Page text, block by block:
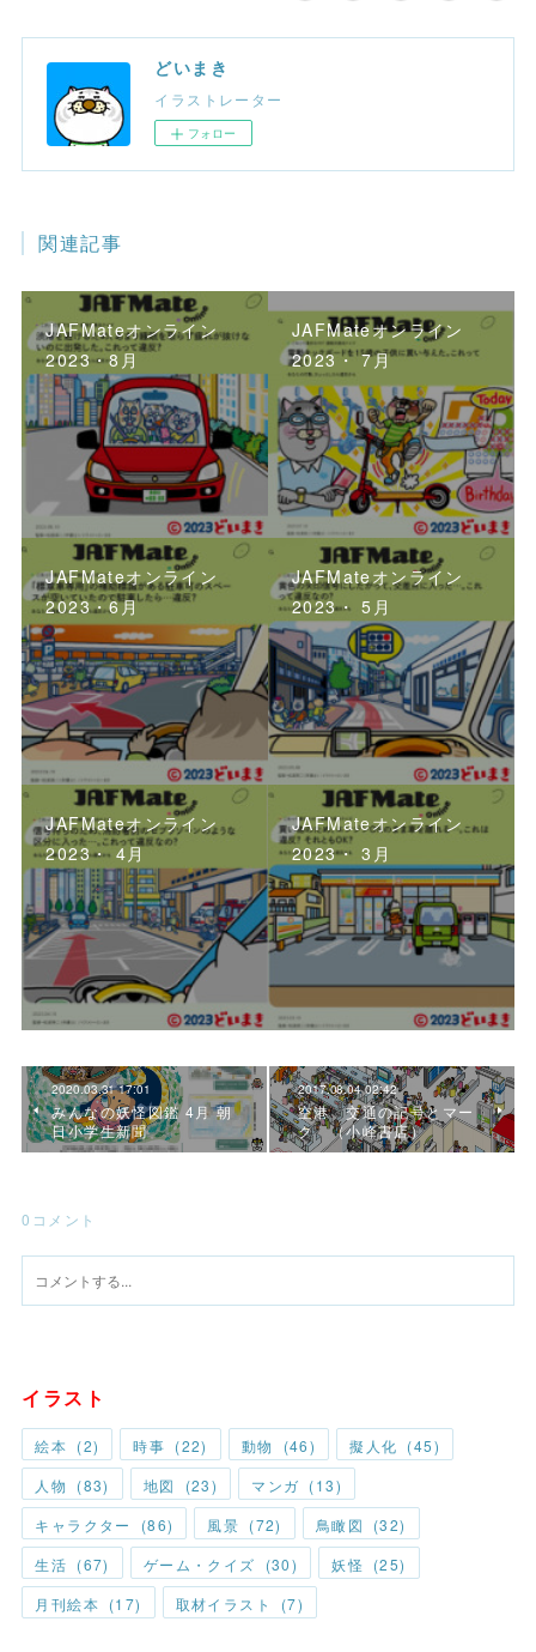
どいまき
イラストレーター
フォロー
関連記事
JAFMateオンライン
2023・8月
JAFMateオンライン
2023・ 7月
JAFMateオンライン
2023・6月
JAFMateオンライン
2023・ 5月
JAFMateオンライン
2023・ 4月
JAFMateオンライン
2023・ 3月
2020.03.31 17:01
みんなの妖怪図鑑 4月 朝
日小学生新聞
2017.08.04 02:42
空港 交通の記号とマー
ク （小峰書店）
0 コメント
イラスト
絵本 (2) 時事 (22) 動物 (46) 擬人化 (45)
人物
(83) 地図 (23) マンガ (13)
キャラクター
(86) 風景 (72) 鳥瞰図 (32)
生活 (67) ゲーム・クイズ (30) 妖怪 (25)
月刊絵本 (17) 取材イラスト (7)